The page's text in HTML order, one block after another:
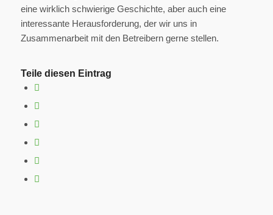
eine wirklich schwierige Geschichte, aber auch eine
interessante Herausforderung, der wir uns in
Zusammenarbeit mit den Betreibern gerne stellen.
Teile diesen Eintrag